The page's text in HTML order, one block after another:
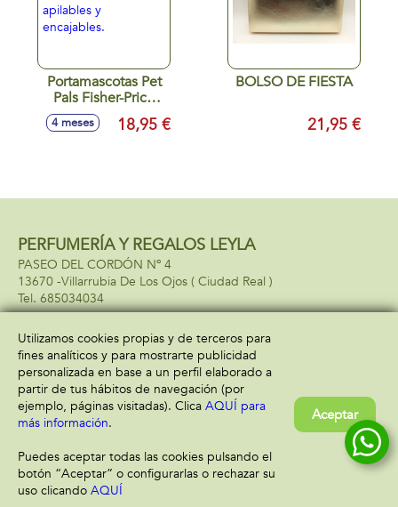
Portamascotas Pet
Pals Fisher-Price
apilables y
encajables.
4 meses 18,95 €
BOLSO DE FIESTA
21,95 €
Filtrar
PERFUMERÍA Y REGALOS LEYLA
PASEO DEL CORDÓN Nº 4
13670 -Villarrubia De Los Ojos ( Ciudad Real )
685034034
Información
Aviso legal
Política de privacidad
Política de cookies
Atención al cliente
Envío y devolución
Contacto
Utilizamos cookies propias y de terceros para
fines analíticos y para mostrarte publicidad
personalizada en base a un perfil elaborado a
partir de tus hábitos de navegación (por
ejemplo, páginas visitadas). Clica AQUÍ para
más información.
Puedes aceptar todas las cookies pulsando el
botón “Aceptar” o configurarlas o rechazar su
uso clicando AQUÍ
Aceptar